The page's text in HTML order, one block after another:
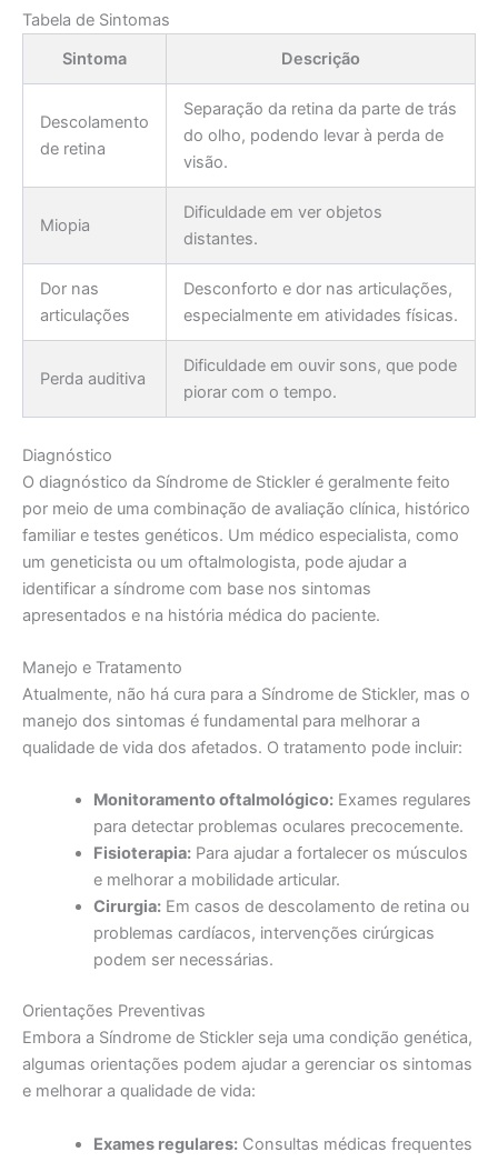
Tabela de Sintomas
Sintoma
Descrição
Descolamento
de retina
Separação da retina da parte de trás
do olho, podendo levar à perda de
visão.
Miopia
Dificuldade em ver objetos
distantes.
Dor nas
articulações
Desconforto e dor nas articulações,
especialmente em atividades físicas.
Perda auditiva
Dificuldade em ouvir sons, que pode
piorar com o tempo.
Diagnóstico
O diagnóstico da Síndrome de Stickler é geralmente feito
por meio de uma combinação de avaliação clínica, histórico
familiar e testes genéticos. Um médico especialista, como
um geneticista ou um oftalmologista, pode ajudar a
identificar a síndrome com base nos sintomas
apresentados e na história médica do paciente.
Manejo e Tratamento
Atualmente, não há cura para a Síndrome de Stickler, mas o
manejo dos sintomas é fundamental para melhorar a
qualidade de vida dos afetados. O tratamento pode incluir:
Monitoramento oftalmológico:Exames regulares
para detectar problemas oculares precocemente.
Fisioterapia:Para ajudar a fortalecer os músculos
e melhorar a mobilidade articular.
Cirurgia:Em casos de descolamento de retina ou
problemas cardíacos, intervenções cirúrgicas
podem ser necessárias.
Orientações Preventivas
Embora a Síndrome de Stickler seja uma condição genética,
algumas orientações podem ajudar a gerenciar os sintomas
e melhorar a qualidade de vida:
Exames regulares:Consultas médicas frequentes